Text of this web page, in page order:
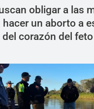
obligar a las
hacer un aborto a
corazón del feto